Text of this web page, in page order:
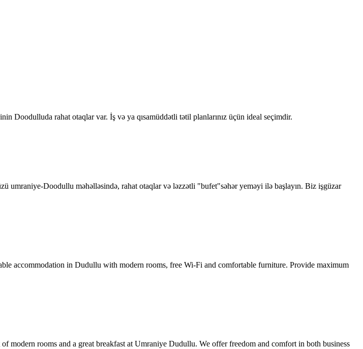
Doodulluda rahat otaqlar var. İş və ya qısamüddətli tətil planlarınız üçün ideal seçimdir.
umraniye-Doodullu məhəlləsində, rahat otaqlar və ləzzətli "bufet"səhər yeməyi ilə başlayın. Biz işgüzar
accommodation in Dudullu with modern rooms, free Wi-Fi and comfortable furniture. Provide maximum
rooms and a great breakfast at Umraniye Dudullu. We offer freedom and comfort in both business